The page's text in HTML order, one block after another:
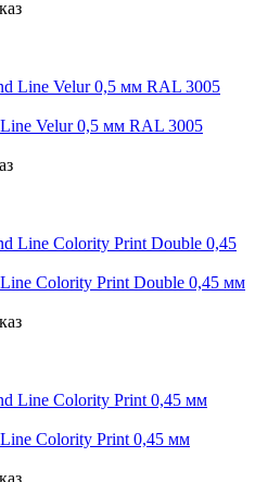
Velur 0,5 мм RAL 3005
Colority Print Double 0,45 мм
Colority Print 0,45 мм